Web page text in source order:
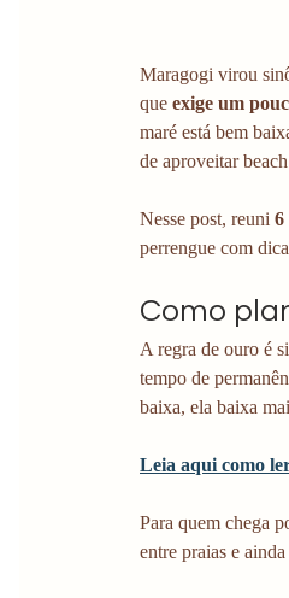
Maragogi virou
que exige um
maré está bem
de aproveitar
Nesse post, reuni 6
perrengue com
Como
A regra de ouro é
tempo de
baixa, ela baixa
Leia aqui como
Para quem chega
entre praias e